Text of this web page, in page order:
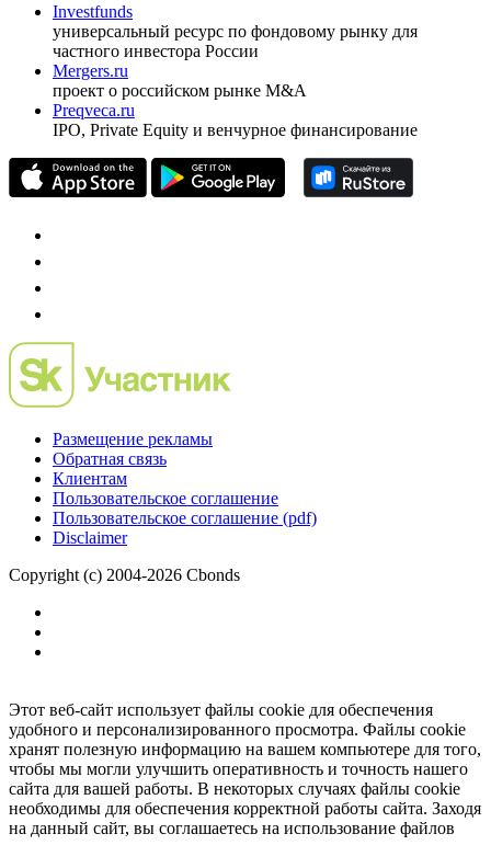
Investfunds
универсальный ресурс по фондовому рынку для
частного инвестора России
Mergers.ru
проект о российском рынке M&A
Preqveca.ru
IPO, Private Equity и венчурное финансирование
Размещение рекламы
Обратная связь
Клиентам
Пользовательское соглашение
Пользовательское соглашение (pdf)
Disclaimer
Copyright (c) 2004-2026 Cbonds
Этот веб-сайт использует файлы cookie для обеспечения
удобного и персонализированного просмотра. Файлы cookie
хранят полезную информацию на вашем компьютере для того,
чтобы мы могли улучшить оперативность и точность нашего
сайта для вашей работы. В некоторых случаях файлы cookie
необходимы для обеспечения корректной работы сайта. Заходя
на данный сайт, вы соглашаетесь на использование файлов